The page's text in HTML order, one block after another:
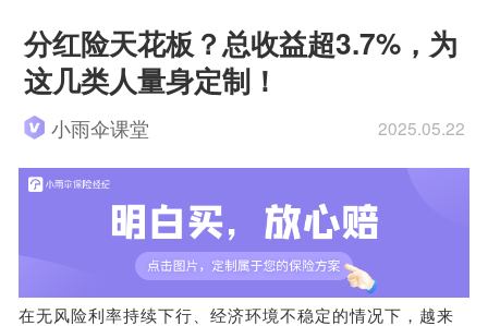
分红险天花板？总收益超3.7%，为
这几类人量身定制！
小雨伞课堂 2025.05.22
在无风险利率持续下行、经济环境不稳定的情况下，越来